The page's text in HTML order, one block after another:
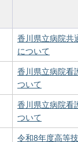
香川県立病院共
について
香川県立病院看
ついて
香川県立病院看
ついて
令和8年度高等